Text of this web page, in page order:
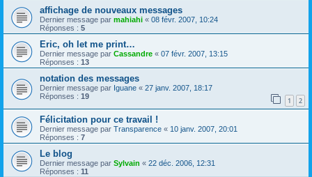
affichage de nouveaux messages
Dernier message par mahiahi « 08 févr. 2007, 10:24
Réponses : 5
Eric, oh let me print…
Dernier message par Cassandre « 07 févr. 2007, 13:15
Réponses : 13
notation des messages
Dernier message par Iguane « 27 janv. 2007, 18:17
Réponses : 19 1 2
Félicitation pour ce travail !
Dernier message par Transparence « 10 janv. 2007, 20:01
Réponses : 7
Le blog
Dernier message par Sylvain « 22 déc. 2006, 12:31
Réponses : 11